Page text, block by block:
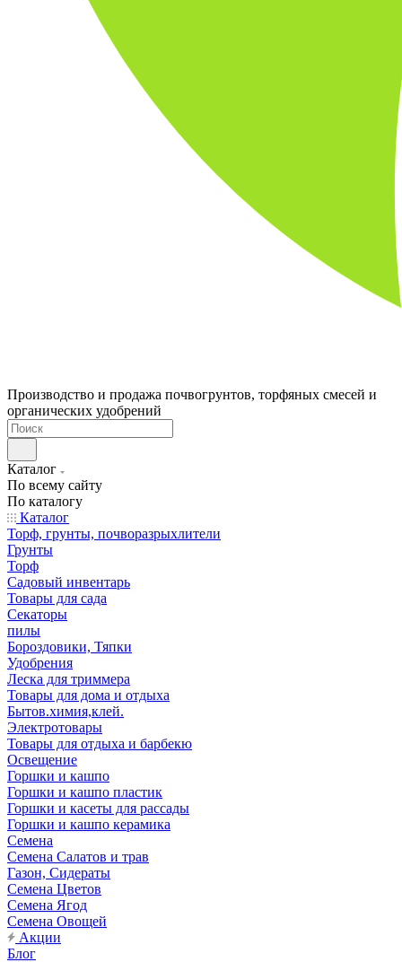
Производство и продажа почвогрунтов, торфяных смесей и
органических удобрений
Каталог
По всему сайту
По каталогу
Каталог
Торф, грунты, почворазрыхлители
Грунты
Торф
Садовый инвентарь
Товары для сада
Секаторы
пилы
Бороздовики, Тяпки
Удобрения
Леска для триммера
Товары для дома и отдыха
Бытов.химия,клей.
Электротовары
Товары для отдыха и барбекю
Освещение
Горшки и кашпо
Горшки и кашпо пластик
Горшки и касеты для рассады
Горшки и кашпо керамика
Семена
Семена Салатов и трав
Газон, Сидераты
Семена Цветов
Семена Ягод
Семена Овощей
Акции
Блог